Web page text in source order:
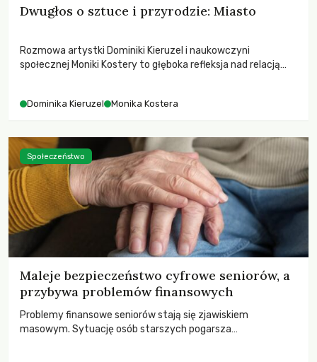
Dwugłos o sztuce i przyrodzie: Miasto
Rozmowa artystki Dominiki Kieruzel i naukowczyni
społecznej Moniki Kostery to głęboka refleksja nad relacją
Dominika Kieruzel Monika Kostera
Maleje bezpieczeństwo cyfrowe seniorów, a
przybywa problemów finansowych
Problemy finansowe seniorów stają się zjawiskiem
masowym. Sytuację osób starszych pogarsza
Społeczeństwo